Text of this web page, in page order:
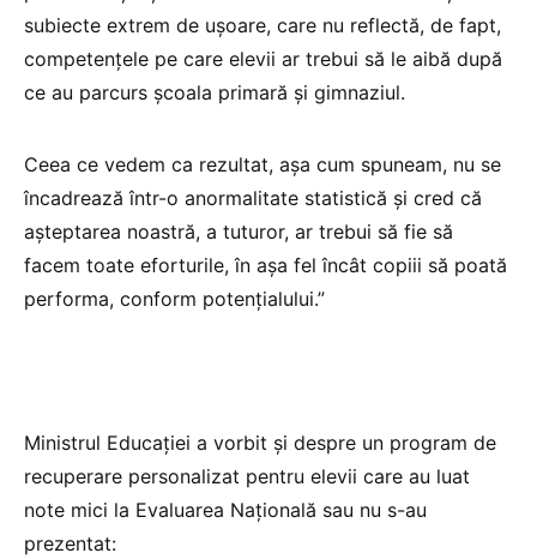
subiecte extrem de ușoare, care nu reflectă, de fapt,
competențele pe care elevii ar trebui să le aibă după
ce au parcurs școala primară și gimnaziul.
Ceea ce vedem ca rezultat, așa cum spuneam, nu se
încadrează într-o anormalitate statistică și cred că
așteptarea noastră, a tuturor, ar trebui să fie să
facem toate eforturile, în așa fel încât copiii să poată
performa, conform potențialului.”
Ministrul Educației a vorbit și despre un program de
recuperare personalizat pentru elevii care au luat
note mici la Evaluarea Națională sau nu s-au
prezentat: